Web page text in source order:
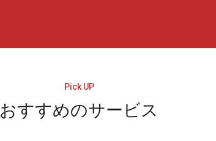
おすすめのサービス